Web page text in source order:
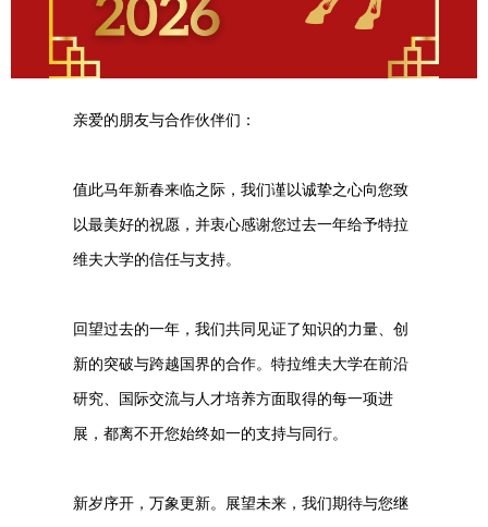
亲爱的朋友与合作伙伴们：
值此马年新春来临之际，我们谨以诚挚之心向您致
以最美好的祝愿，并衷心感谢您过去一年给予特拉
维夫大学的信任与支持。
回望过去的一年，我们共同见证了知识的力量、创
新的突破与跨越国界的合作。特拉维夫大学在前沿
研究、国际交流与人才培养方面取得的每一项进
展，都离不开您始终如一的支持与同行。
新岁序开，万象更新。展望未来，我们期待与您继